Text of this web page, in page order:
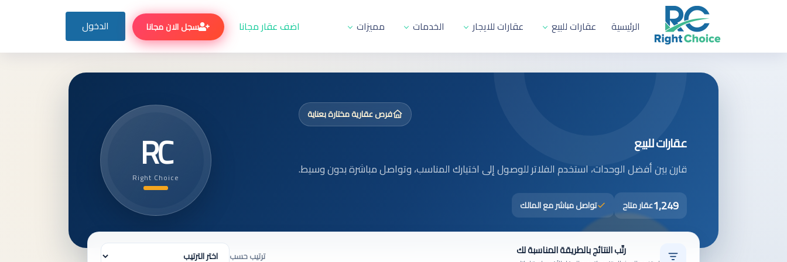
الرئيسية عقارات للبيع عقارات للايجار الخدمات مميزات اضف عقار مجانا سجل الان مجانا الدخول
فرص عقارية مختارة بعناية
عقارات للبيع
قارن بين أفضل الوحدات، استخدم الفلاتر للوصول إلى اختيارك المناسب، وتواصل مباشرة بدون وسيط.
1,249عقار متاح تواصل مباشر مع المالك
RC
Right Choice
رتّب النتائج بالطريقة المناسبة لك ترتيب حسب